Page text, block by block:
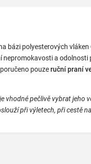
bázi polyesterových vláken
nepromokavosti a
pouzeruční praní
vhodné pečlivě vybrat jeho
při výletech, při cestě